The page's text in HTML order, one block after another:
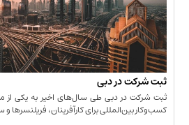
در دبی
دبی طی سال‌های اخیر به یکی از محبوب‌ترین
برای کارآفرینان، فریلنسرها و سرمایه‌گذاران